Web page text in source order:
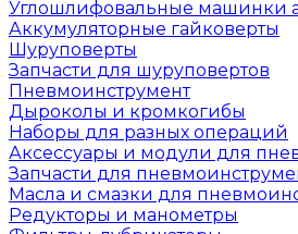
Углошлифовальные машинки
Аккумуляторные гайковерты
Шуруповерты
Запчасти для шуруповертов
Пневмоинструмент
Дыроколы и кромкогибы
Наборы для разных операций
Аксессуары и модули для
Запчасти для
Масла и смазки для
Редукторы и манометры